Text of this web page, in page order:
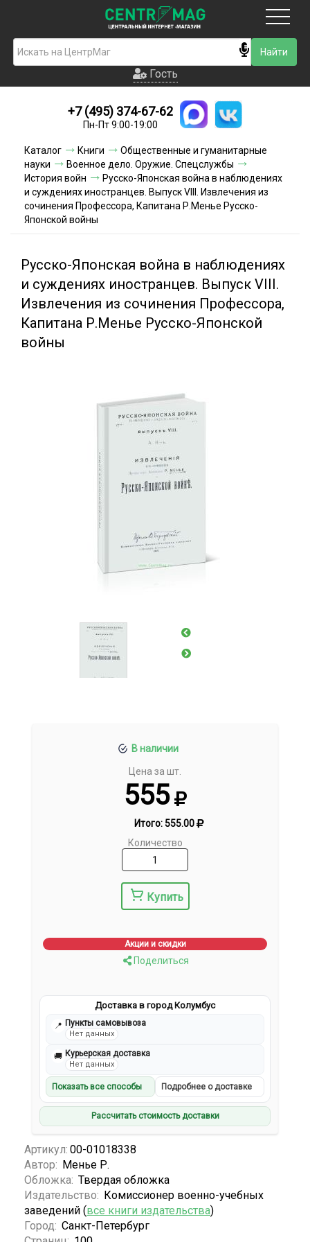
Гость
Новинки
Условия доставки
Условия оплаты
Контакты
Гость
+7 (495) 374-67-62
Пн-Пт 9:00-19:00
Каталог Книги
Общественные и гуманитарные
науки
Военное дело. Оружие. Спецслужбы
История войн
Русско-Японская война в наблюдениях
и суждениях иностранцев. Выпуск VIII. Извлечения из
сочинения Профессора, Капитана Р.Менье Русско-
Японской войны
Русско-Японская война в наблюдениях
и суждениях иностранцев. Выпуск VIII.
Извлечения из сочинения Профессора,
Капитана Р.Менье Русско-Японской
войны
В наличии
Цена за шт.
555
Итого:555.00
Количество
Купить
Акции и скидки
Поделиться
Доставка в город Колумбус
📍 Пункты самовывоза
Нет данных
🚚 Курьерская доставка
Нет данных
Показать все способы Подробнее о доставке
Рассчитать стоимость доставки
Артикул: 00-01018338
Автор: Менье Р.
Обложка: Твердая обложка
Издательство: Комиссионер военно-учебных
заведений (все книги издательства)
Город: Санкт-Петербург